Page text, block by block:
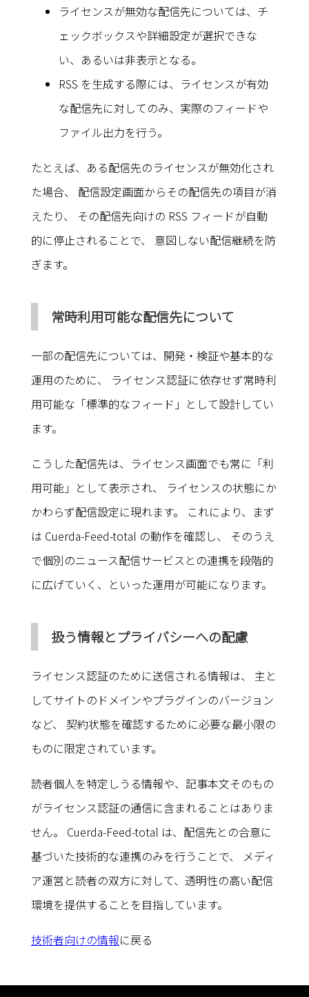
ライセンスが無効な配信先については、チ
ェックボックスや詳細設定が選択できな
い、あるいは非表示となる。
RSS を生成する際には、ライセンスが有効
な配信先に対してのみ、実際のフィードや
ファイル出力を行う。
たとえば、ある配信先のライセンスが無効化され
た場合、 配信設定画面からその配信先の項目が消
えたり、 その配信先向けの RSS フィードが自動
的に停止されることで、 意図しない配信継続を防
ぎます。
常時利用可能な配信先について
一部の配信先については、開発・検証や基本的な
運用のために、 ライセンス認証に依存せず常時利
用可能な「標準的なフィード」として設計してい
ます。
こうした配信先は、ライセンス画面でも常に「利
用可能」として表示され、 ライセンスの状態にか
かわらず配信設定に現れます。 これにより、まず
は Cuerda-Feed-total の動作を確認し、 そのうえ
で個別のニュース配信サービスとの連携を段階的
に広げていく、といった運用が可能になります。
扱う情報とプライバシーへの配慮
ライセンス認証のために送信される情報は、 主と
してサイトのドメインやプラグインのバージョン
など、 契約状態を確認するために必要な最小限の
ものに限定されています。
読者個人を特定しうる情報や、記事本文そのもの
がライセンス認証の通信に含まれることはありま
せん。 Cuerda-Feed-total は、配信先との合意に
基づいた技術的な連携のみを行うことで、 メディ
ア運営と読者の双方に対して、透明性の高い配信
環境を提供することを目指しています。
技術者向けの情報に戻る